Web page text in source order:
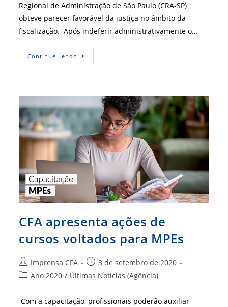
Regional de Administração de São Paulo (CRA-SP)
obteve parecer favorável da justiça no âmbito da
fiscalização. Após indeferir administrativamente o…
Continue Lendo Uma
Fiscalização
CFA apresenta ações de
cursos voltados para MPEs
Autor
do
Imprensa CFA
Post
publicado:
3 de setembro de 2020
Categoria
post:
Ano 2020 / Últimas Notícias (Agência)
Com a capacitação, profissionais poderão auxiliar